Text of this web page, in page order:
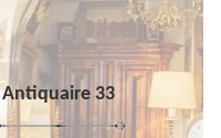
Antiquaire 33